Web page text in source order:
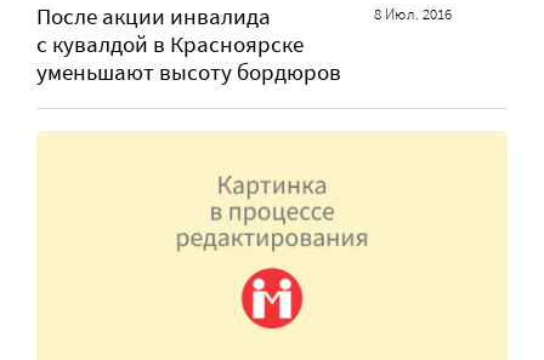
После акции инвалида
с кувалдой в Красноярске
уменьшают высоту бордюров
8 Июл. 2016